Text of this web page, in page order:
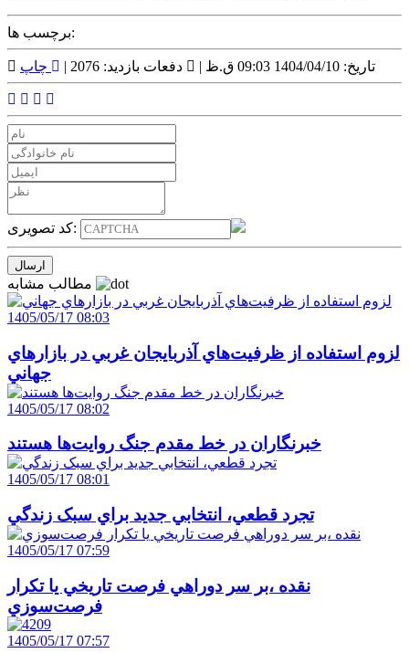
برچسب ها:
تاریخ: 1404/04/10 09:03 ق.ظ | دفعات بازدید: 2076 | چاپ
کد تصویری:
1405/05/17 08:03
لزوم استفاده از ظرفيت‌هاي آذربايجان غربي در بازارهاي
جهاني
1405/05/17 08:02
خبرنگاران در خط مقدم جنگ روايت‌ها هستند
1405/05/17 08:01
تجرد قطعي، انتخابي جديد براي سبک زندگي
1405/05/17 07:59
نقده ،بر سر دوراهي فرصت تاريخي يا تکرار
فرصت‌سوزي
1405/05/17 07:57